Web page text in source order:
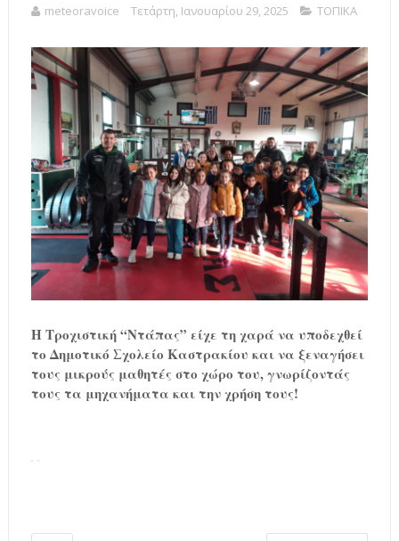
meteoravoice Τετάρτη, Ιανουαρίου 29, 2025 ΤΟΠΙΚΑ
Η Τροχιστική “Ντάπας” είχε τη χαρά να υποδεχθεί
το Δημοτικό Σχολείο Καστρακίου και να ξεναγήσει
τους μικρούς μαθητές στο χώρο του, γνωρίζοντάς
τους τα μηχανήματα και την χρήση τους!